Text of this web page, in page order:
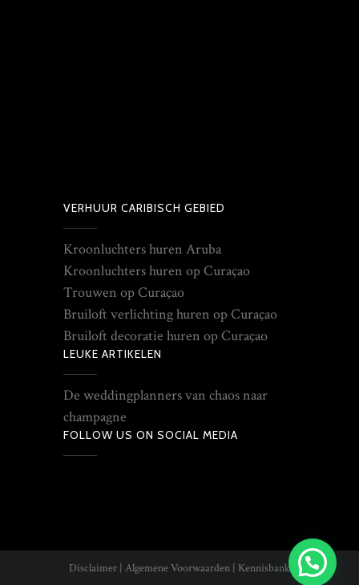
VERHUUR CARIBISCH GEBIED
Kroonluchters huren Aruba
Kroonluchters huren op Curaçao
Trouwen op Curaçao
Bruiloft verlichting huren op Curaçao
Bruiloft decoratie huren op Curaçao
LEUKE ARTIKELEN
De weddingplanners van chaos naar
champagne
FOLLOW US ON SOCIAL MEDIA
Disclaimer | Algemene Voorwaarden | Kennisbank